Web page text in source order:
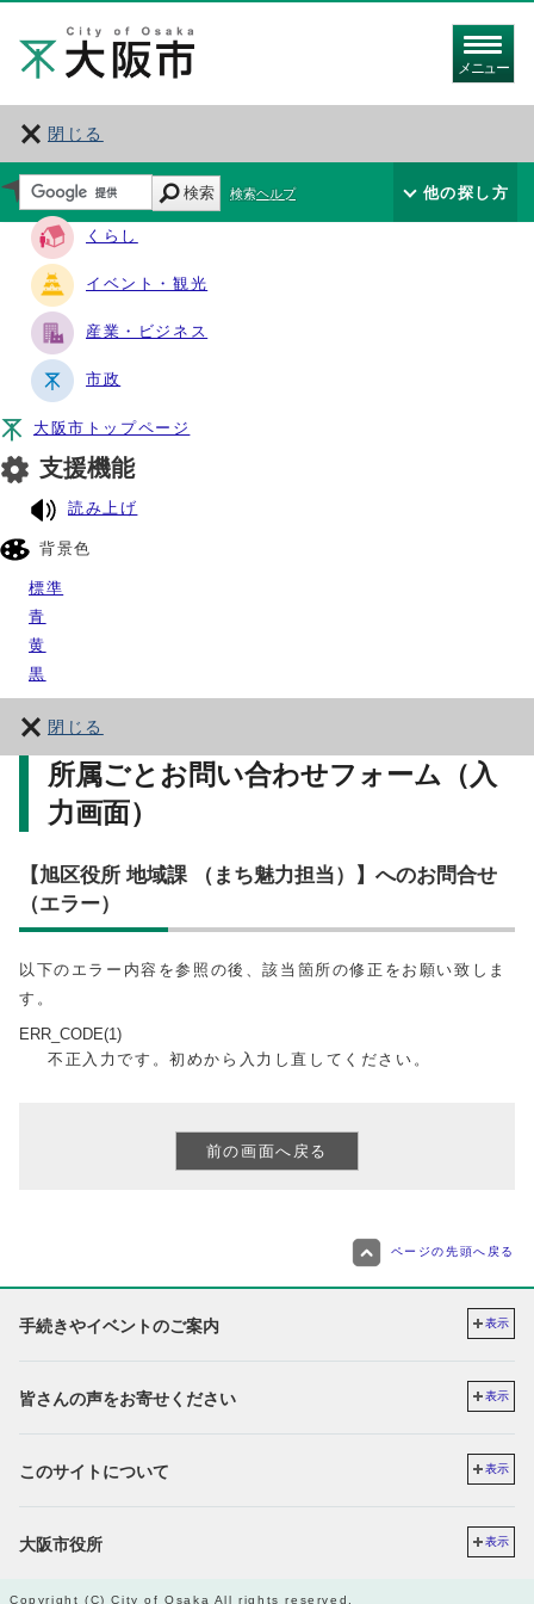
メニュー
閉じる
サイト・ナビ
くらし
イベント・観光
産業・ビジネス
市政
大阪市トップページ
支援機能
読み上げ
背景色
標準
青
黄
黒
閉じる
検索 検索ヘルプ 他の探し方
所属ごとお問い合わせフォーム（入
力画面）
【旭区役所 地域課 （まち魅力担当）】へのお問合せ
（エラー）
以下のエラー内容を参照の後、該当箇所の修正をお願い致しま
す。
ERR_CODE(1)
不正入力です。初めから入力し直してください。
ページの先頭へ戻る
手続きやイベントのご案内 表示
皆さんの声をお寄せください 表示
このサイトについて 表示
大阪市役所 表示
Copyright (C) City of Osaka All rights reserved.